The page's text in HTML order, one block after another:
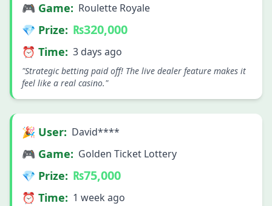
🎮 Game: Roulette Royale
💎 Prize: ₨320,000
⏰ Time: 3 days ago
"Strategic betting paid off! The live dealer feature makes it
feel like a real casino."
🎉 User: David****
🎮 Game: Golden Ticket Lottery
💎 Prize: ₨75,000
⏰ Time: 1 week ago